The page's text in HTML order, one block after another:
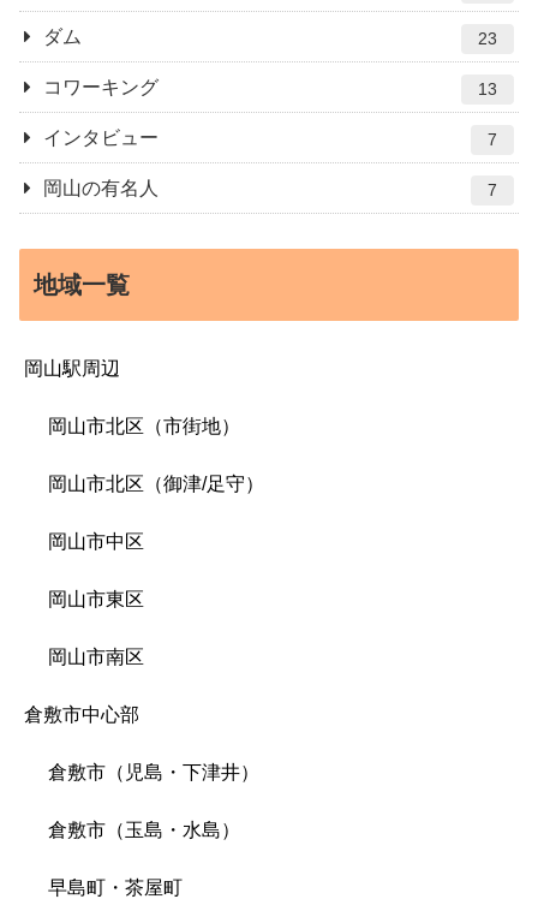
ダム 23
コワーキング 13
インタビュー 7
岡山の有名人 7
地域一覧
岡山駅周辺
岡山市北区（市街地）
岡山市北区（御津/足守）
岡山市中区
岡山市東区
岡山市南区
倉敷市中心部
倉敷市（児島・下津井）
倉敷市（玉島・水島）
早島町・茶屋町